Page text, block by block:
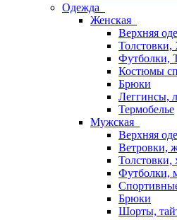
Одежда
Женская
Верхняя
Футболки,
Костюмы
Брюки
Леггинсы,
Термобелье
Мужская
Верхняя
Ветровки,
Толстовки,
Футболки,
Брюки
Шорты,